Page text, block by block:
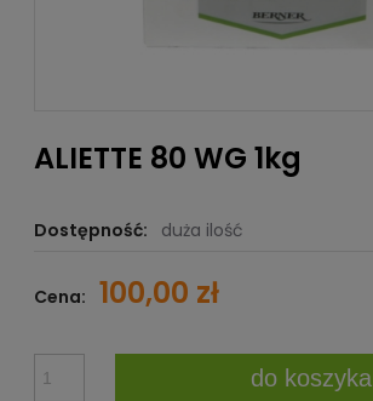
ALIETTE 80 WG 1kg
Dostępność: duża ilość
Cena: 100,00 zł
do koszyka